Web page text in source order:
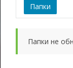
Папки
Папки не